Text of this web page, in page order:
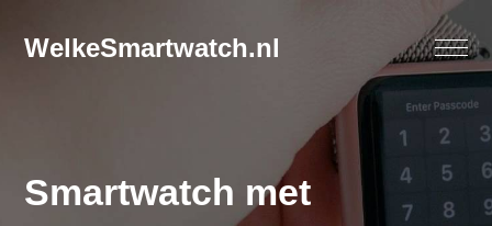
WelkeSmartwatch.nl
Smartwatch met